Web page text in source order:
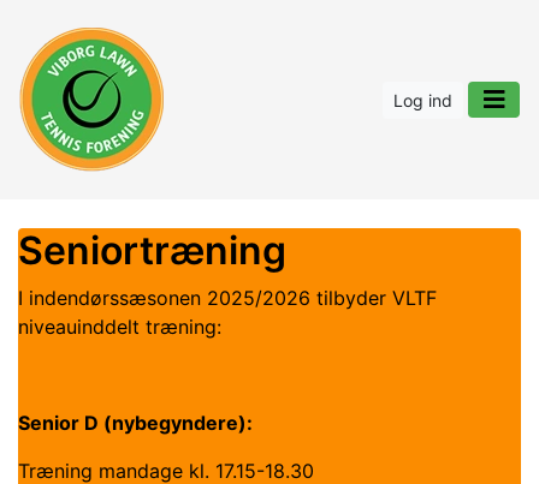
Log ind
Seniortræning
I indendørssæsonen 2025/2026 tilbyder VLTF
niveauinddelt træning:
Senior D (nybegyndere):
Træning mandage kl. 17.15-18.30